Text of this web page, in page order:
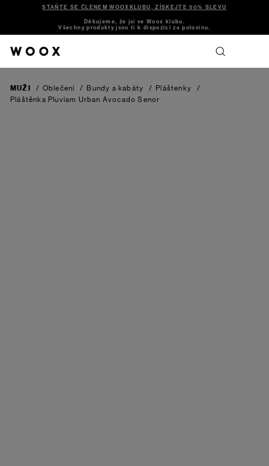
STAŇTE SE ČLENEM WOOXKLUBU, ZÍSKEJTE 50% SLEVU
Děkujeme, že jsi ve Woox klubu.
Všechny produkty jsou ti k dispozici za polovinu.
MUŽI / Oblečení / Bundy a kabáty / Pláštenky
/
Pláštěnka Pluviam Urban Avocado Senor